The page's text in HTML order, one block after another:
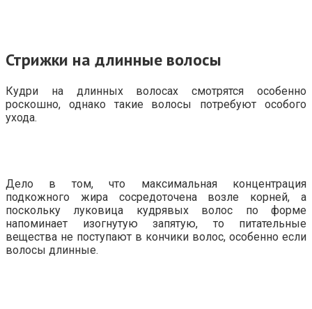
Стрижки на длинные волосы
Кудри на длинных волосах смотрятся особенно
роскошно, однако такие волосы потребуют особого
ухода.
Дело в том, что максимальная концентрация
подкожного жира сосредоточена возле корней, а
поскольку луковица кудрявых волос по форме
напоминает изогнутую запятую, то питательные
вещества не поступают в кончики волос, особенно если
волосы длинные.